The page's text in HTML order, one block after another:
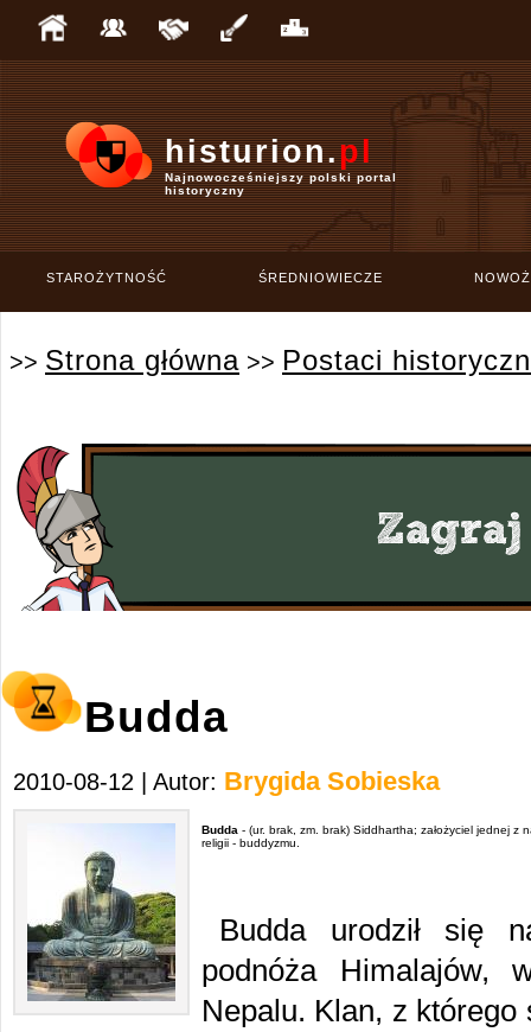
histurion.pl
Najnowocześniejszy polski portal
historyczny
STAROŻYTNOŚĆ ŚREDNIOWIECZE
>> Strona główna >> Postaci
Budda
2010-08-12 | Autor: Brygida Sobieska
Budda - (ur. brak, zm. brak) Siddhartha; założyciel jednej z
religii - buddyzmu.
Budda urodził się
podnóża Himalajów,
Nepalu. Klan, z którego